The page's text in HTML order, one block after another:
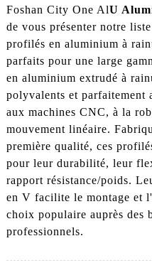
Foshan City One AlU
de vous présenter notre
profilés en aluminium à
parfaits pour une large
en aluminium extrudé à
polyvalents et parfaitement
aux machines CNC, à la
mouvement linéaire.
première qualité, ces
pour leur durabilité, leur
rapport résistance/poids.
en V facilite le montage et
choix populaire auprès des
professionnels.